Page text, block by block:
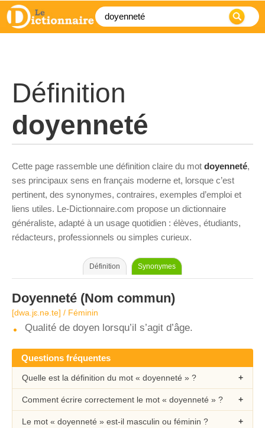
Définition
doyenneté
Cette page rassemble une définition claire du mot doyenneté,
ses principaux sens en français moderne et, lorsque c’est
pertinent, des synonymes, contraires, exemples d’emploi et
liens utiles. Le-Dictionnaire.com propose un dictionnaire
généraliste, adapté à un usage quotidien : élèves, étudiants,
rédacteurs, professionnels ou simples curieux.
Définition Synonymes
Doyenneté (Nom commun)
[dwa.jɛ.nə.te] / Féminin
Qualité de doyen lorsqu’il s’agit d’âge.
Questions fréquentes
Quelle est la définition du mot « doyenneté » ?
Comment écrire correctement le mot « doyenneté » ?
Le mot « doyenneté » est-il masculin ou féminin ?